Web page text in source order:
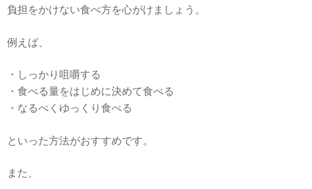
負担をかけない食べ方を心がけましょう。
例えば、
・しっかり咀嚼する
・食べる量をはじめに決めて食べる
・なるべくゆっくり食べる
といった方法がおすすめです。
また、